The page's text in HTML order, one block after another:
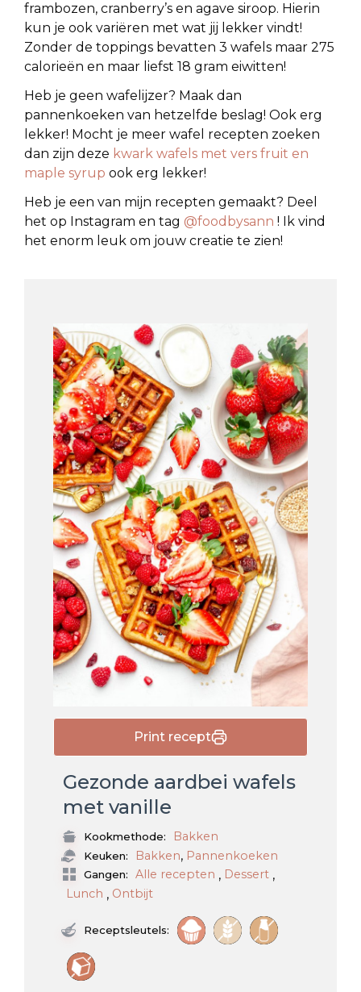
frambozen, cranberry’s en agave siroop. Hierin
kun je ook variëren met wat jij lekker vindt!
Zonder de toppings bevatten 3 wafels maar 275
calorieën en maar liefst 18 gram eiwitten!
Heb je geen wafelijzer? Maak dan
pannenkoeken van hetzelfde beslag! Ook erg
lekker! Mocht je meer wafel recepten zoeken
dan zijn deze kwark wafels met vers fruit en
maple syrup ook erg lekker!
Heb je een van mijn recepten gemaakt? Deel
het op Instagram en tag @foodbysann ! Ik vind
het enorm leuk om jouw creatie te zien!
Print recept
Gezonde aardbei wafels
met vanille
Kookmethode: Bakken
Keuken: Bakken, Pannenkoeken
Gangen: Alle recepten , Dessert ,
Lunch , Ontbijt
Receptsleutels: